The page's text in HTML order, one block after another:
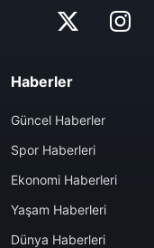
Haberler
Güncel Haberler
Spor Haberleri
Ekonomi Haberleri
Yaşam Haberleri
Dünya Haberleri